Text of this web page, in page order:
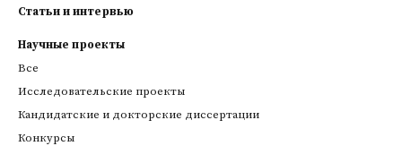
Статьи и интервью
Научные проекты
Все
Исследовательские проекты
Кандидатские и докторские диссертации
Конкурсы